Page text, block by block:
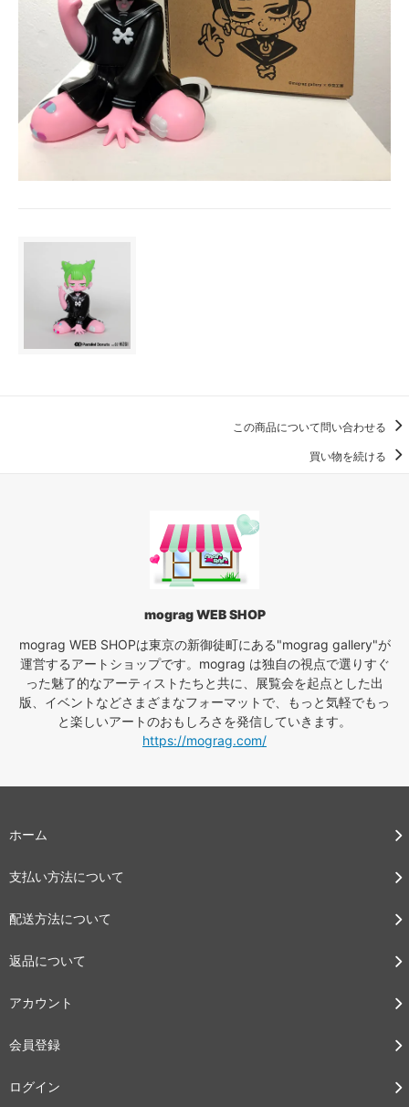
この商品について問い合わせる
買い物を続ける
mograg WEB SHOP
mograg WEB SHOPは東京の新御徒町にある"mograg gallery"が
運営するアートショップです。mograg は独自の視点で選りすぐ
った魅了的なアーティストたちと共に、展覧会を起点とした出
版、イベントなどさまざまなフォーマットで、もっと気軽でもっ
と楽しいアートのおもしろさを発信していきます。
https://mograg.com/
ホーム
支払い方法について
配送方法について
返品について
アカウント
会員登録
ログイン